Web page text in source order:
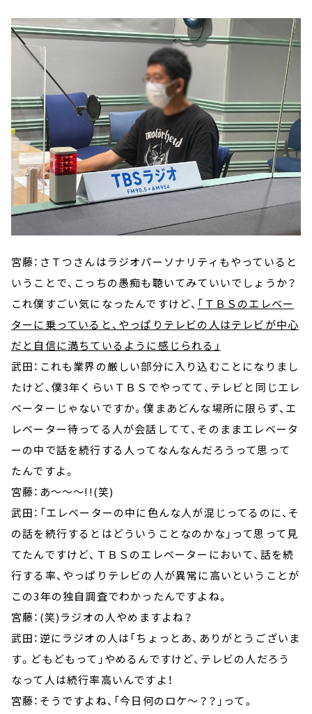
宮藤：さＴつさんはラジオパーソナリティもやっていると
いうことで、こっちの愚痴も聴いてみていいでしょうか？
これ僕すごい気になったんですけど、 「ＴＢＳのエレベー
ターに乗っていると、やっぱりテレビの人はテレビが中心
だと自信に満ちているように感じられる」
武田：これも業界の厳しい部分に入り込むことになりまし
たけど、僕3年くらいＴＢＳでやってて、テレビと同じエレ
ベーターじゃないですか。僕まあどんな場所に限らず、エ
レベーター待ってる人が会話してて、そのままエレベータ
ーの中で話を続行する人ってなんなんだろうって思って
たんですよ。
宮藤：あ～～～!!(笑)
武田：「エレベーターの中に色んな人が混じってるのに、そ
の話を続行するとはどういうことなのかな」って思って見
てたんですけど、ＴＢＳのエレベーターにおいて、話を続
行する率、やっぱりテレビの人が異常に高いということが
この3年の独自調査でわかったんですよね。
宮藤：(笑)ラジオの人やめますよね？
武田：逆にラジオの人は「ちょっとあ、ありがとうございま
す。どもどもって」やめるんですけど、テレビの人だろう
なって人は続行率高いんですよ！
宮藤：そうですよね、「今日何のロケ～？？」って。